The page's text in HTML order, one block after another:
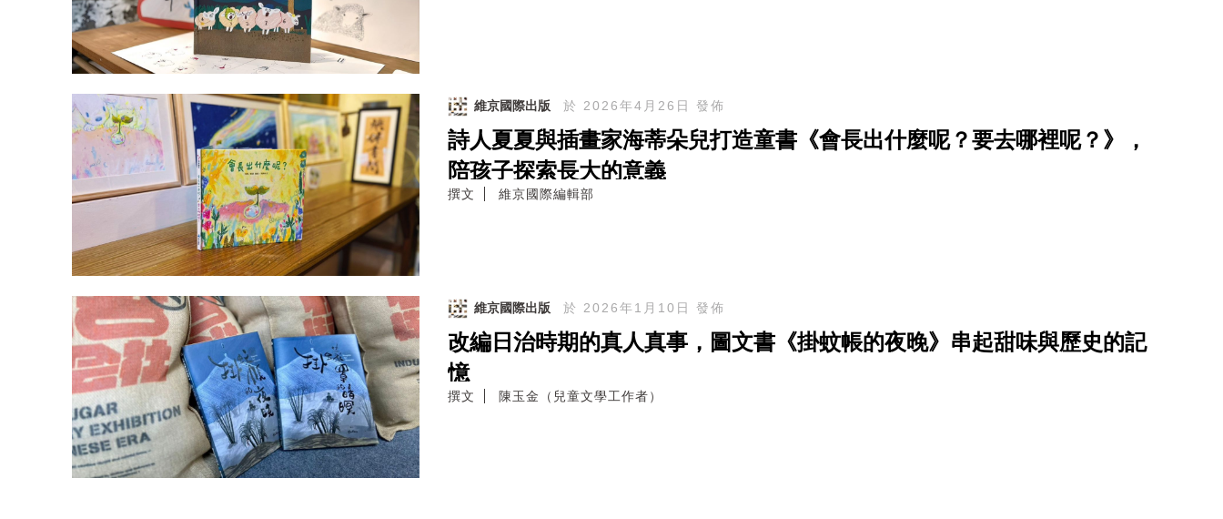
維京國際出版 於 2026年4月26日 發佈
詩人夏夏與插畫家海蒂朵兒打造童書《會長出什麼呢？要去哪裡呢？》，
陪孩子探索長大的意義
撰文 維京國際編輯部
維京國際出版 於 2026年1月10日 發佈
改編日治時期的真人真事，圖文書《掛蚊帳的夜晚》串起甜味與歷史的記
憶
撰文 陳玉金（兒童文學工作者）